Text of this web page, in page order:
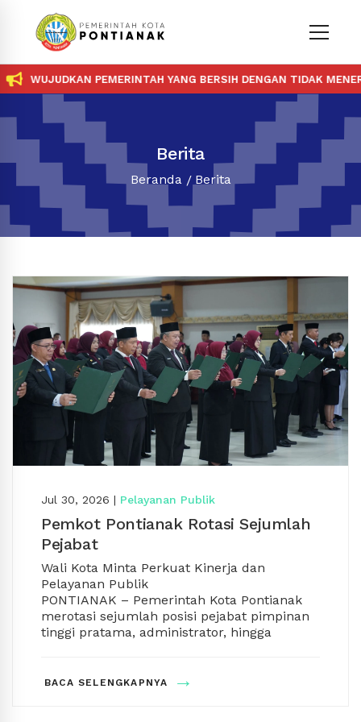
PEMERINTAH YANG BERSIH DENGAN TIDAK MENERIMA
Berita
Beranda Berita
Jul 30, 2026 | Pelayanan Publik
Pemkot Pontianak Rotasi Sejumlah
Pejabat
Wali Kota Minta Perkuat Kinerja dan
Pelayanan Publik
PONTIANAK – Pemerintah Kota Pontianak
merotasi sejumlah posisi pejabat pimpinan
tinggi pratama, administrator, hingga
jabatan dipimpin langsung Wali Kota
Dalam rotasi tersebut, sejumlah pejabat
BACA SELENGKAPNYA →